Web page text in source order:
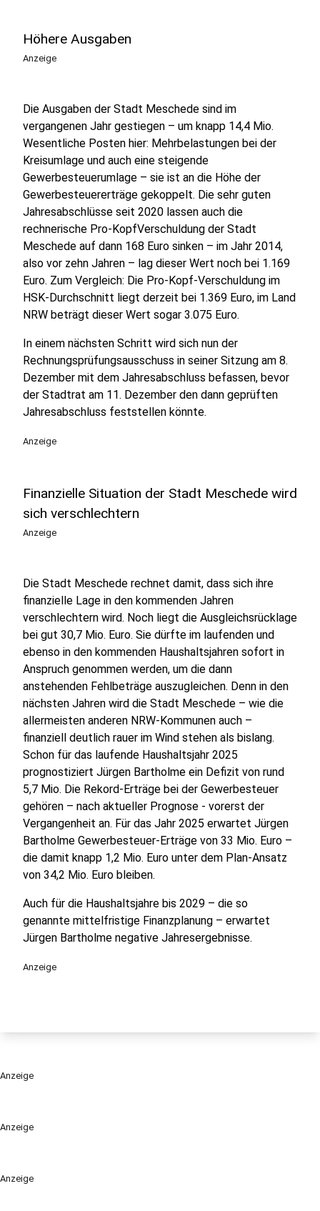
Anzeige
Anzeige
Höhere Ausgaben
Anzeige
Die Ausgaben der Stadt Meschede sind im
vergangenen Jahr gestiegen – um knapp 14,4 Mio.
Wesentliche Posten hier: Mehrbelastungen bei der
Kreisumlage und auch eine steigende
Gewerbesteuerumlage – sie ist an die Höhe der
Gewerbesteuererträge gekoppelt. Die sehr guten
Jahresabschlüsse seit 2020 lassen auch die
rechnerische Pro-KopfVerschuldung der Stadt
Meschede auf dann 168 Euro sinken – im Jahr 2014,
also vor zehn Jahren – lag dieser Wert noch bei 1.169
Euro. Zum Vergleich: Die Pro-Kopf-Verschuldung im
HSK-Durchschnitt liegt derzeit bei 1.369 Euro, im Land
NRW beträgt dieser Wert sogar 3.075 Euro.
In einem nächsten Schritt wird sich nun der
Rechnungsprüfungsausschuss in seiner Sitzung am 8.
Dezember mit dem Jahresabschluss befassen, bevor
der Stadtrat am 11. Dezember den dann geprüften
Jahresabschluss feststellen könnte.
Anzeige
Finanzielle Situation der Stadt Meschede wird
sich verschlechtern
Anzeige
Die Stadt Meschede rechnet damit, dass sich ihre
finanzielle Lage in den kommenden Jahren
verschlechtern wird. Noch liegt die Ausgleichsrücklage
bei gut 30,7 Mio. Euro. Sie dürfte im laufenden und
ebenso in den kommenden Haushaltsjahren sofort in
Anspruch genommen werden, um die dann
anstehenden Fehlbeträge auszugleichen. Denn in den
nächsten Jahren wird die Stadt Meschede – wie die
allermeisten anderen NRW-Kommunen auch –
finanziell deutlich rauer im Wind stehen als bislang.
Schon für das laufende Haushaltsjahr 2025
prognostiziert Jürgen Bartholme ein Defizit von rund
5,7 Mio. Die Rekord-Erträge bei der Gewerbesteuer
gehören – nach aktueller Prognose - vorerst der
Vergangenheit an. Für das Jahr 2025 erwartet Jürgen
Bartholme Gewerbesteuer-Erträge von 33 Mio. Euro –
die damit knapp 1,2 Mio. Euro unter dem Plan-Ansatz
von 34,2 Mio. Euro bleiben.
Auch für die Haushaltsjahre bis 2029 – die so
genannte mittelfristige Finanzplanung – erwartet
Jürgen Bartholme negative Jahresergebnisse.
Anzeige
Anzeige